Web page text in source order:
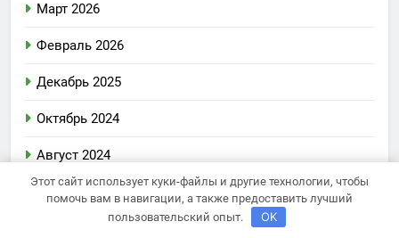
Март 2026
Февраль 2026
Декабрь 2025
Октябрь 2024
Август 2024
Этот сайт использует куки-файлы и другие технологии, чтобы
помочь вам в навигации, а также предоставить лучший
пользовательский опыт.
OK